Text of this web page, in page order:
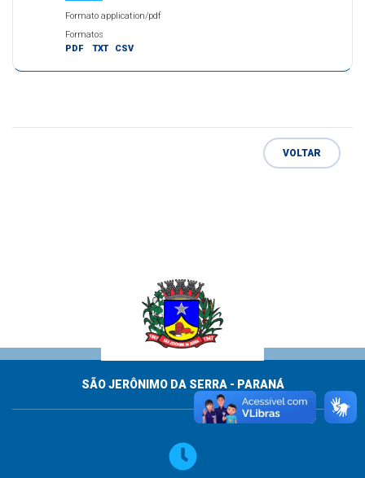
Formato application/pdf
Formatos
PDF
TXT CSV
VOLTAR
SÃO JERÔNIMO DA SERRA - PARANÁ